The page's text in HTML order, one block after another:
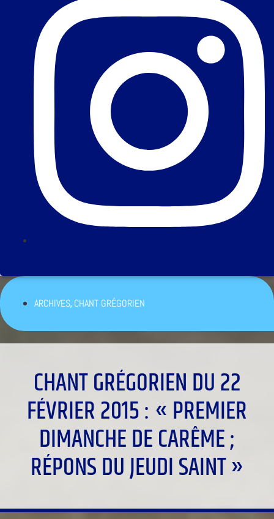
ARCHIVES,CHANT GRÉGORIEN
CHANT GRÉGORIEN DU 22
FÉVRIER 2015 : « PREMIER
DIMANCHE DE CARÊME ;
RÉPONS DU JEUDI SAINT »